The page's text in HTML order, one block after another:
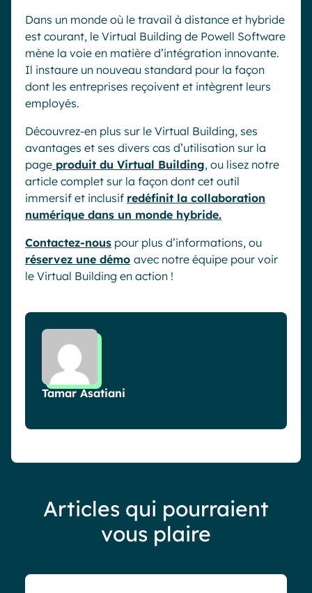
Dans un monde où le travail à distance et hybride
est courant, le Virtual Building de Powell Software
mène la voie en matière d’intégration innovante.
Il instaure un nouveau standard pour la façon
dont les entreprises reçoivent et intègrent leurs
employés.
Découvrez-en plus sur le Virtual Building, ses
avantages et ses divers cas d’utilisation sur la
page produit du Virtual Building, ou lisez notre
article complet sur la façon dont cet outil
immersif et inclusif redéfinit la collaboration
numérique dans un monde hybride.
Contactez-nous pour plus d’informations, ou
réservez une démo avec notre équipe pour voir
le Virtual Building en action !
Tamar Asatiani
Articles qui pourraient
vous plaire